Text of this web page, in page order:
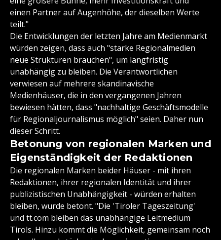
einen Partner auf Augenhöhe, der dieselben Werte
teilt."
Die Entwicklungen der letzten Jahre am Medienmarkt
würden zeigen, dass auch "starke Regionalmedien
neue Strukturen brauchen", um langfristig
unabhängig zu bleiben. Die Verantwortlichen
verwiesen auf mehrere skandinavische
Medienhäuser, die in den vergangenen Jahren
bewiesen hätten, dass "nachhaltige Geschäftsmodelle
für Regionaljournalismus möglich" seien. Daher nun
dieser Schritt.
Betonung von regionalen Marken und
Eigenständigkeit der Redaktionen
Die regionalen Marken beider Häuser - mit ihren
Redaktionen, ihrer regionalen Identität und ihrer
publizistischen Unabhängigkeit - würden erhalten
bleiben, wurde betont. "Die 'Tiroler Tageszeitung'
und tt.com bleiben das unabhängige Leitmedium
Tirols. Hinzu kommt die Möglichkeit, gemeinsam noch